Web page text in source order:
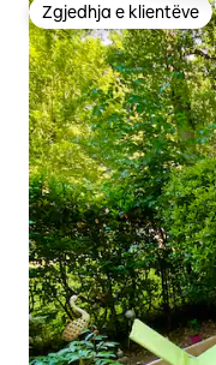
Zgjedhja e klientëve
Zgjedhja e klientëve